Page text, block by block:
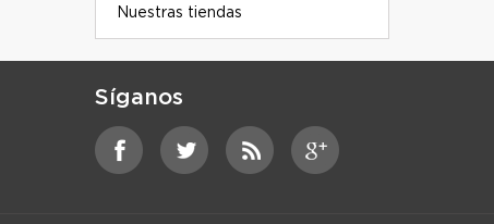
Nuestras tiendas
Síganos